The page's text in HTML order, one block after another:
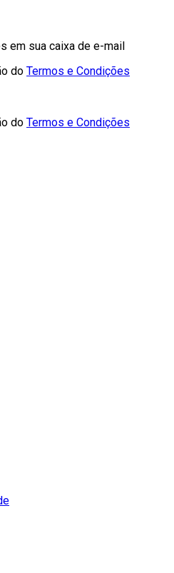
em sua caixa de e-mail
do Termos e Condições
do Termos e Condições